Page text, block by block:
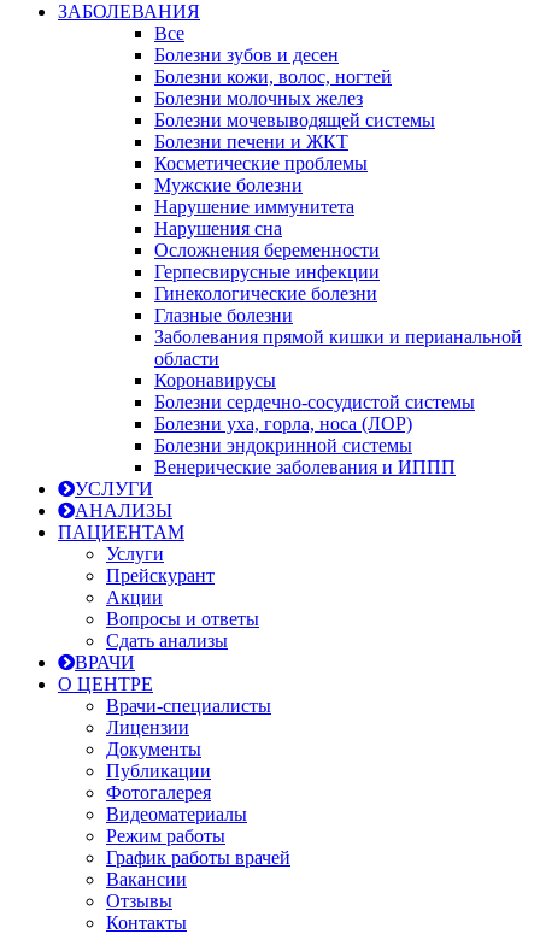
ЗАБОЛЕВАНИЯ
Все
Болезни зубов и десен
Болезни кожи, волос, ногтей
Болезни молочных желез
Болезни мочевыводящей системы
Болезни печени и ЖКТ
Косметические проблемы
Мужские болезни
Нарушение иммунитета
Нарушения сна
Осложнения беременности
Герпесвирусные инфекции
Гинекологические болезни
Глазные болезни
Заболевания прямой кишки и перианальной
области
Коронавирусы
Болезни сердечно-сосудистой системы
Болезни уха, горла, носа (ЛОР)
Болезни эндокринной системы
Венерические заболевания и ИППП
УСЛУГИ
АНАЛИЗЫ
ПАЦИЕНТАМ
Услуги
Прейскурант
Акции
Вопросы и ответы
Сдать анализы
ВРАЧИ
О ЦЕНТРЕ
Врачи-специалисты
Лицензии
Документы
Публикации
Фотогалерея
Видеоматериалы
Режим работы
График работы врачей
Вакансии
Отзывы
Контакты